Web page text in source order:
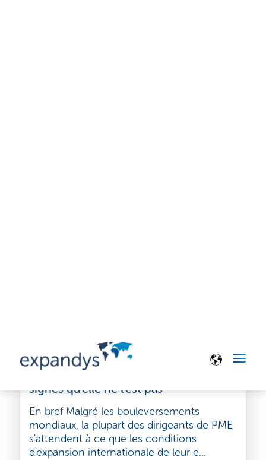
5 signes que votre entreprise est prête
à se développer à l'international — et 3
signes qu'elle ne l'est pas